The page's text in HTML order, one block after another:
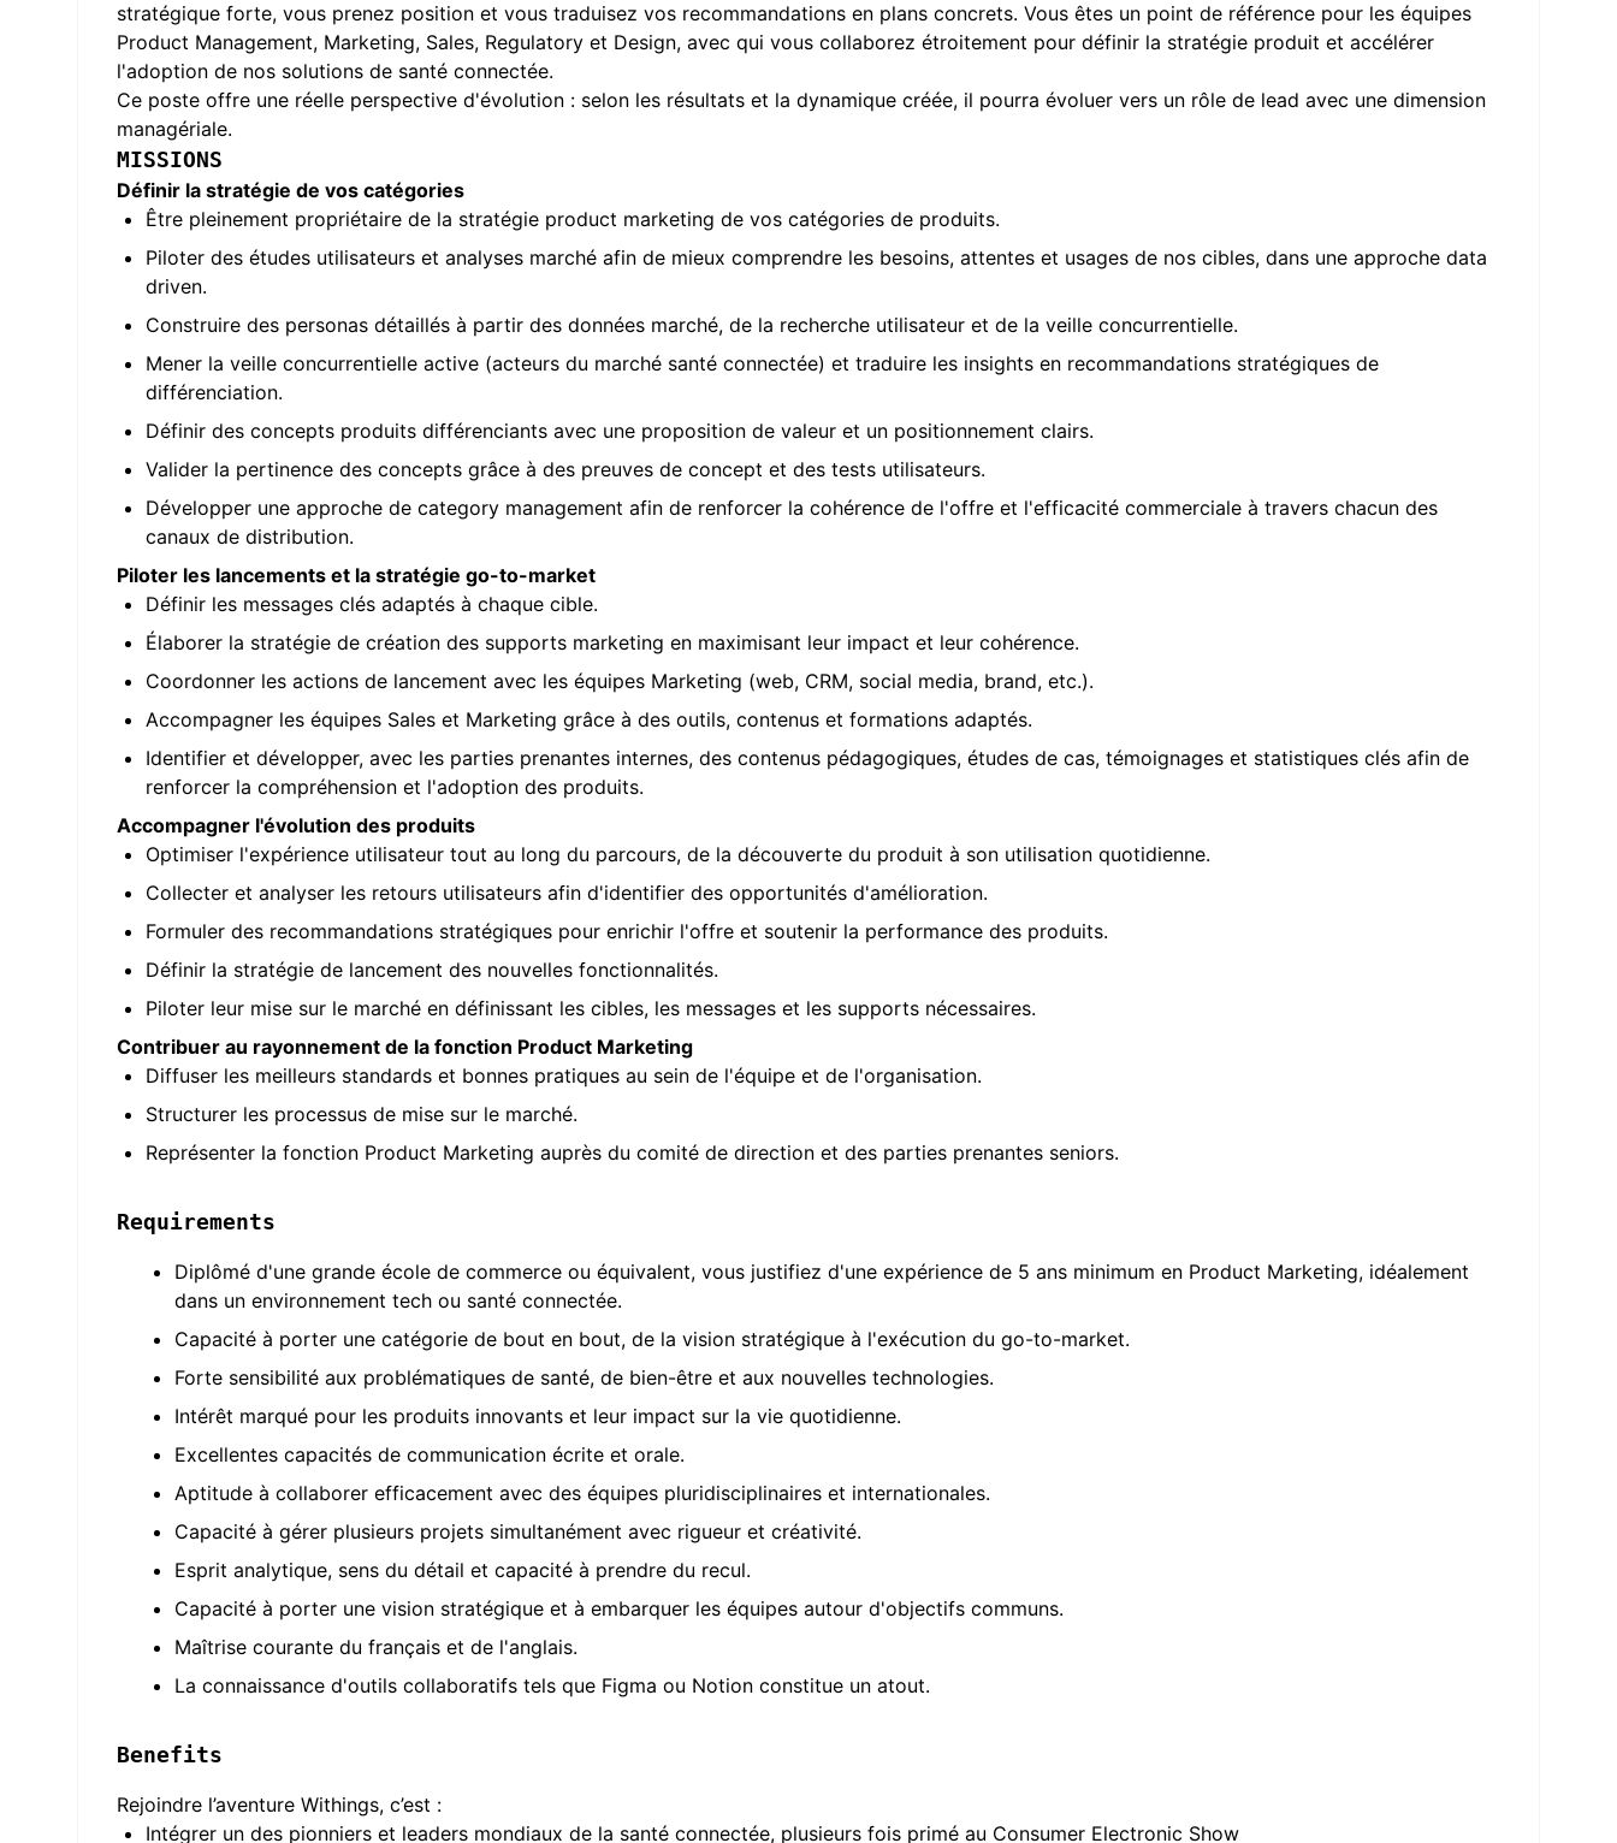
stratégique forte, vous prenez position et vous traduisez vos recommandations en plans concrets. Vous êtes un point de référence pour les équipes
Product Management, Marketing, Sales, Regulatory et Design, avec qui vous collaborez étroitement pour définir la stratégie produit et accélérer
l'adoption de nos solutions de santé connectée.
Ce poste offre une réelle perspective d'évolution : selon les résultats et la dynamique créée, il pourra évoluer vers un rôle de lead avec une dimension
managériale.
MISSIONS
Définir la stratégie de vos catégories
Être pleinement propriétaire de la stratégie product marketing de vos catégories de produits.
Piloter des études utilisateurs et analyses marché afin de mieux comprendre les besoins, attentes et usages de nos cibles, dans une approche data
driven.
Construire des personas détaillés à partir des données marché, de la recherche utilisateur et de la veille concurrentielle.
Mener la veille concurrentielle active (acteurs du marché santé connectée) et traduire les insights en recommandations stratégiques de
différenciation.
Définir des concepts produits différenciants avec une proposition de valeur et un positionnement clairs.
Valider la pertinence des concepts grâce à des preuves de concept et des tests utilisateurs.
Développer une approche de category management afin de renforcer la cohérence de l'offre et l'efficacité commerciale à travers chacun des
canaux de distribution.
Piloter les lancements et la stratégie go-to-market
Définir les messages clés adaptés à chaque cible.
Élaborer la stratégie de création des supports marketing en maximisant leur impact et leur cohérence.
Coordonner les actions de lancement avec les équipes Marketing (web, CRM, social media, brand, etc.).
Accompagner les équipes Sales et Marketing grâce à des outils, contenus et formations adaptés.
Identifier et développer, avec les parties prenantes internes, des contenus pédagogiques, études de cas, témoignages et statistiques clés afin de
renforcer la compréhension et l'adoption des produits.
Accompagner l'évolution des produits
Optimiser l'expérience utilisateur tout au long du parcours, de la découverte du produit à son utilisation quotidienne.
Collecter et analyser les retours utilisateurs afin d'identifier des opportunités d'amélioration.
Formuler des recommandations stratégiques pour enrichir l'offre et soutenir la performance des produits.
Définir la stratégie de lancement des nouvelles fonctionnalités.
Piloter leur mise sur le marché en définissant les cibles, les messages et les supports nécessaires.
Contribuer au rayonnement de la fonction Product Marketing
Diffuser les meilleurs standards et bonnes pratiques au sein de l'équipe et de l'organisation.
Structurer les processus de mise sur le marché.
Représenter la fonction Product Marketing auprès du comité de direction et des parties prenantes seniors.
Requirements
Diplômé d'une grande école de commerce ou équivalent, vous justifiez d'une expérience de 5 ans minimum en Product Marketing, idéalement
dans un environnement tech ou santé connectée.
Capacité à porter une catégorie de bout en bout, de la vision stratégique à l'exécution du go-to-market.
Forte sensibilité aux problématiques de santé, de bien-être et aux nouvelles technologies.
Intérêt marqué pour les produits innovants et leur impact sur la vie quotidienne.
Excellentes capacités de communication écrite et orale.
Aptitude à collaborer efficacement avec des équipes pluridisciplinaires et internationales.
Capacité à gérer plusieurs projets simultanément avec rigueur et créativité.
Esprit analytique, sens du détail et capacité à prendre du recul.
Capacité à porter une vision stratégique et à embarquer les équipes autour d'objectifs communs.
Maîtrise courante du français et de l'anglais.
La connaissance d'outils collaboratifs tels que Figma ou Notion constitue un atout.
Benefits
Rejoindre l’aventure Withings, c’est :
Intégrer un des pionniers et leaders mondiaux de la santé connectée, plusieurs fois primé au Consumer Electronic Show